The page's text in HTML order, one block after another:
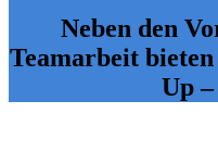
Neben den
Teamarbeit
Up